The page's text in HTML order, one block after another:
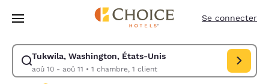
Sauter à Contenu Principal
Se connecter
Tukwila, Washington, États-Unis
aoû 10 - aoû 11 • 1 chambre, 1 client
Modifier la recherche pour Tukwila, Washington, États-Unis. Date